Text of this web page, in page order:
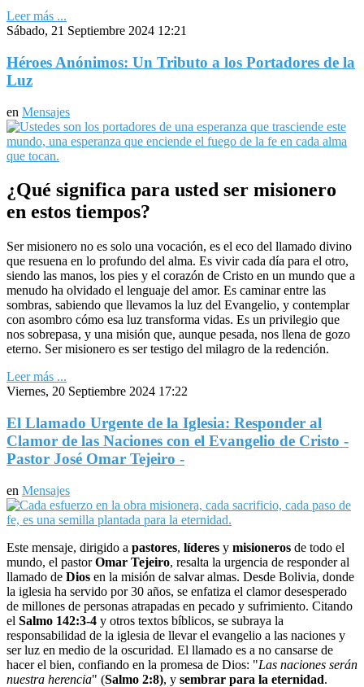
Leer más ...
Sábado, 21 Septiembre 2024 12:21
Héroes Anónimos: Un Tributo a los Portadores de la
Luz
en Mensajes
¿Qué significa para usted ser misionero
en estos tiempos?
Ser misionero no es solo una vocación, es el eco del llamado divino
que resuena en lo profundo del alma. Es vivir cada día para el otro,
siendo las manos, los pies y el corazón de Cristo en un mundo que a
menudo ha olvidado el lenguaje del amor. Es caminar entre las
sombras, sabiendo que llevamos la luz del Evangelio, y contemplar
con asombro cómo esa luz transforma vidas. Es un privilegio que
nos sobrepasa, y una misión que, aunque pesada, nos llena de gozo
eterno. Ser misionero es ser testigo del milagro de la redención.
Leer más ...
Viernes, 20 Septiembre 2024 17:22
El Llamado Urgente de la Iglesia: Responder al
Clamor de las Naciones con el Evangelio de Cristo -
Pastor José Omar Tejeiro -
en Mensajes
Este mensaje, dirigido a pastores, líderes y misioneros de todo el
mundo, el pastorOmar Tejeiro, resalta la urgencia de responder al
llamado de Dios en la misión de salvar almas. Desde Bolivia, donde
la iglesia ha servido por 30 años, se enfatiza el clamor desesperado
de millones de personas atrapadas en pecado y sufrimiento. Citando
el Salmo 142:3-4 y otros textos bíblicos, se subraya la
responsabilidad de la iglesia de llevar el evangelio a las naciones y
ser luz en medio de la oscuridad. El llamado es a no cansarse de
hacer el bien, confiando en la promesa de Dios: "Las naciones serán
nuestra herencia" (Salmo 2:8), y sembrar para la eternidad.